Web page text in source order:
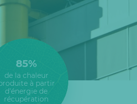
85%
de la chaleur
à partir
d'énergie de
récupération